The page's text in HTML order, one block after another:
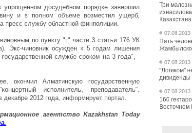
досудебном порядке завершил
и в полном объеме возместил ущерб,
пресс-службу областной финполиции.
по пункту "г" части 3 статьи 176 УК
Экс-чиновник осужден к 5 годам лишения
службе сроком на 3 года", -
окончил Алматинскую государственную
исполнитель, преподаватель".
декабре 2012 года, информирует портал.
агентство Kazakhstan Today
.
Три
Казахстана
07.08.2013
Пять
07.08.2013
"Логиком"
дивиденды
07.08.2013
160
Восточном